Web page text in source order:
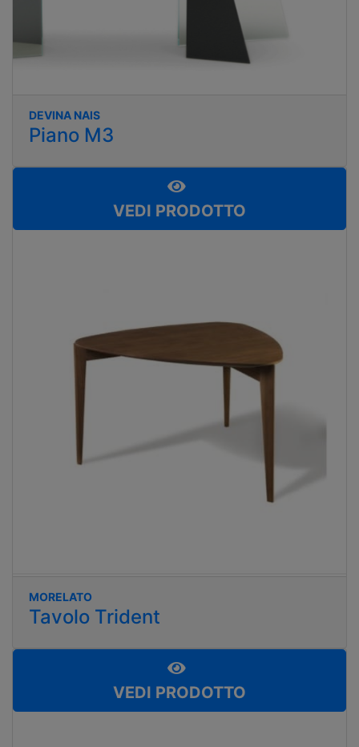
DEVINA NAIS
Piano M3
VEDI PRODOTTO
MORELATO
Tavolo Trident
VEDI PRODOTTO